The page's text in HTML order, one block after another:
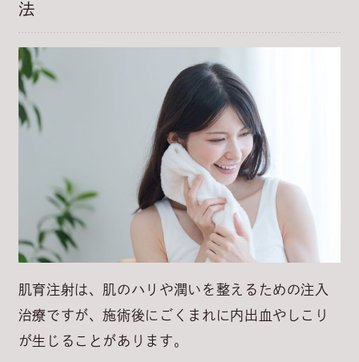
法
肌育注射は、肌のハリや潤いを整えるための注入
治療ですが、施術後にごくまれに内出血やしこり
が生じることがあります。